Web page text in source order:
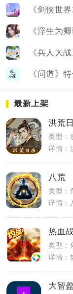
《剑侠世
《浮生为
《兵人大
《问道》
最新上架
洪荒
类型：
八荒
类型：
热血
类型：
大智盈